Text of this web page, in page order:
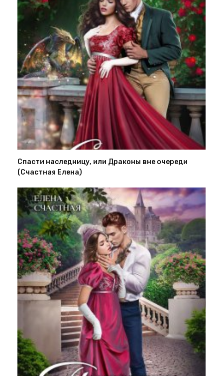
Спасти наследницу, или Драконы вне очереди
(Счастная Елена)